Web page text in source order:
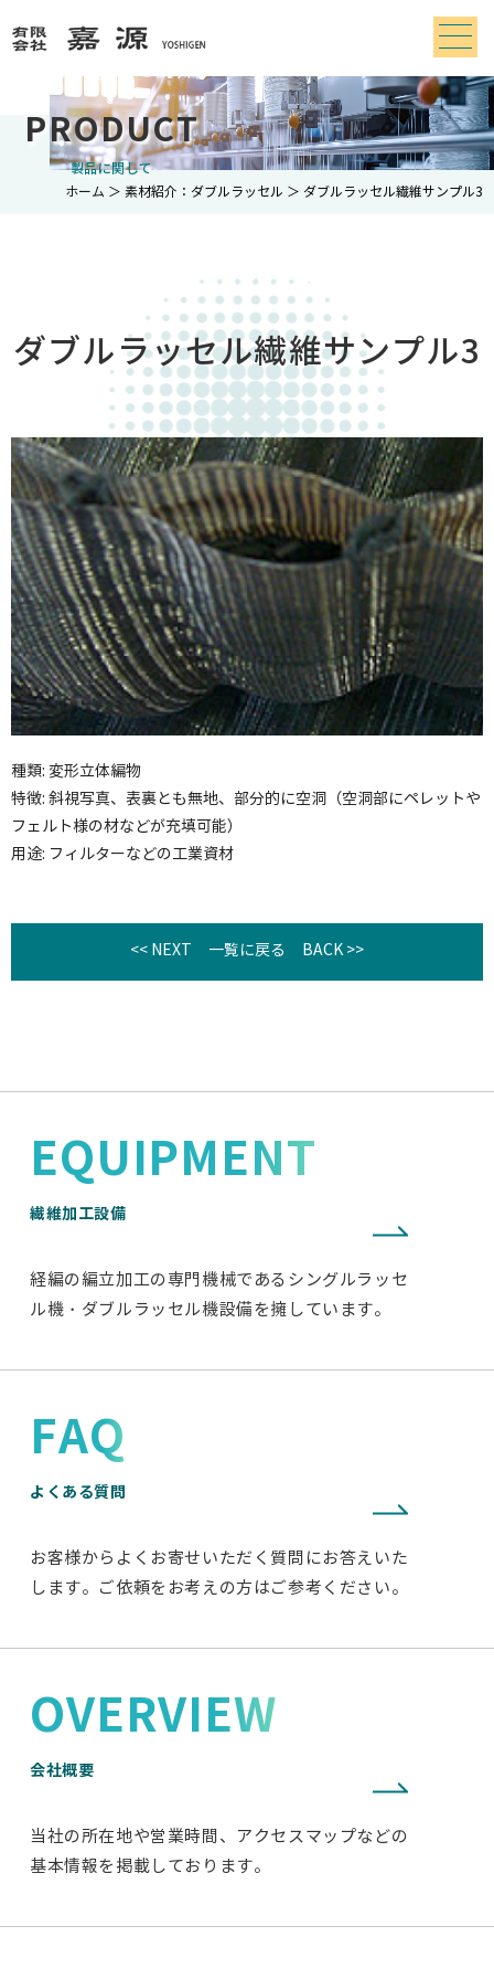
PRODUCT
製品に関して
ホーム ＞ 素材紹介：ダブルラッセル ＞ ダブルラッセル繊維サンプル3
ダブルラッセル繊維サンプル3
種類: 変形立体編物
特徴: 斜視写真、表裏とも無地、部分的に空洞（空洞部にペレットや
フェルト様の材などが充填可能）
用途: フィルターなどの工業資材
<< NEXT 一覧に戻る BACK >>
EQUIPMENT
繊維加工設備
経編の編立加工の専門機械であるシングルラッセ
ル機・ダブルラッセル機設備を擁しています。
FAQ
よくある質問
お客様からよくお寄せいただく質問にお答えいた
します。ご依頼をお考えの方はご参考ください。
OVERVIEW
会社概要
当社の所在地や営業時間、アクセスマップなどの
基本情報を掲載しております。